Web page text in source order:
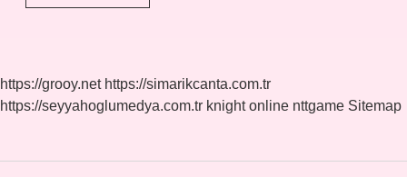
Para
https://grooy.net https://simarikcanta.com.tr
https://seyyahoglumedya.com.tr knight online nttgame Sitemap